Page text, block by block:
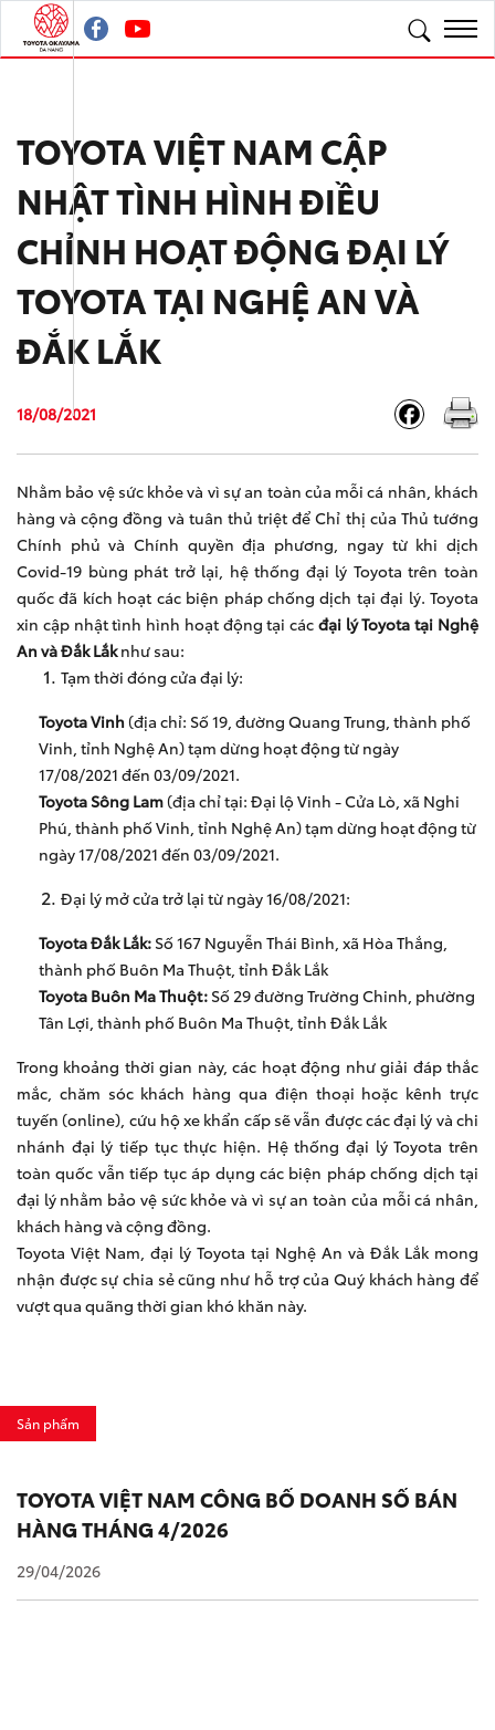
TOYOTA VIỆT NAM CẬP
NHẬT TÌNH HÌNH ĐIỀU
CHỈNH HOẠT ĐỘNG ĐẠI LÝ
TOYOTA TẠI NGHỆ AN VÀ
ĐẮK LẮK
18/08/2021
Nhằm bảo vệ sức khỏe và vì sự an toàn của mỗi cá nhân, khách
hàng và cộng đồng và tuân thủ triệt để Chỉ thị của Thủ tướng
Chính phủ và Chính quyền địa phương, ngay từ khi dịch
Covid-19 bùng phát trở lại, hệ thống đại lý Toyota trên toàn
quốc đã kích hoạt các biện pháp chống dịch tại đại lý. Toyota
xin cập nhật tình hình hoạt động tại các đại lý Toyota tại Nghệ
An và Đắk Lắknhư sau:
Tạm thời đóng cửa đại lý:
Toyota Vinh(địa chỉ: Số 19, đường Quang Trung, thành phố
Vinh, tỉnh Nghệ An) tạm dừng hoạt động từ ngày
17/08/2021 đến 03/09/2021.
Toyota Sông Lam(địa chỉ tại: Đại lộ Vinh - Cửa Lò, xã Nghi
Phú, thành phố Vinh, tỉnh Nghệ An) tạm dừng hoạt động từ
ngày 17/08/2021 đến 03/09/2021.
Đại lý mở cửa trở lại từ ngày 16/08/2021:
Toyota Đắk Lắk: Số 167 Nguyễn Thái Bình, xã Hòa Thắng,
thành phố Buôn Ma Thuột, tỉnh Đắk Lắk
Toyota Buôn Ma Thuột: Số 29 đường Trường Chinh, phường
Tân Lợi, thành phố Buôn Ma Thuột, tỉnh Đắk Lắk
Trong khoảng thời gian này, các hoạt động như giải đáp thắc
mắc, chăm sóc khách hàng qua điện thoại hoặc kênh trực
tuyến (online), cứu hộ xe khẩn cấp sẽ vẫn được các đại lý và chi
nhánh đại lý tiếp tục thực hiện. Hệ thống đại lý Toyota trên
toàn quốc vẫn tiếp tục áp dụng các biện pháp chống dịch tại
đại lý nhằm bảo vệ sức khỏe và vì sự an toàn của mỗi cá nhân,
khách hàng và cộng đồng.
Toyota Việt Nam, đại lý Toyota tại Nghệ An và Đắk Lắk mong
nhận được sự chia sẻ cũng như hỗ trợ của Quý khách hàng để
vượt qua quãng thời gian khó khăn này.
Sản phẩm
TOYOTA VIỆT NAM CÔNG BỐ DOANH SỐ BÁN
HÀNG THÁNG 4/2026
29/04/2026